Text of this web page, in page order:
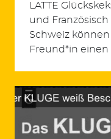
LATTE
und
Schweiz
Freund*in einen